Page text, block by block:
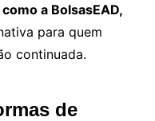
a BolsasEAD,
para quem
continuada.
de